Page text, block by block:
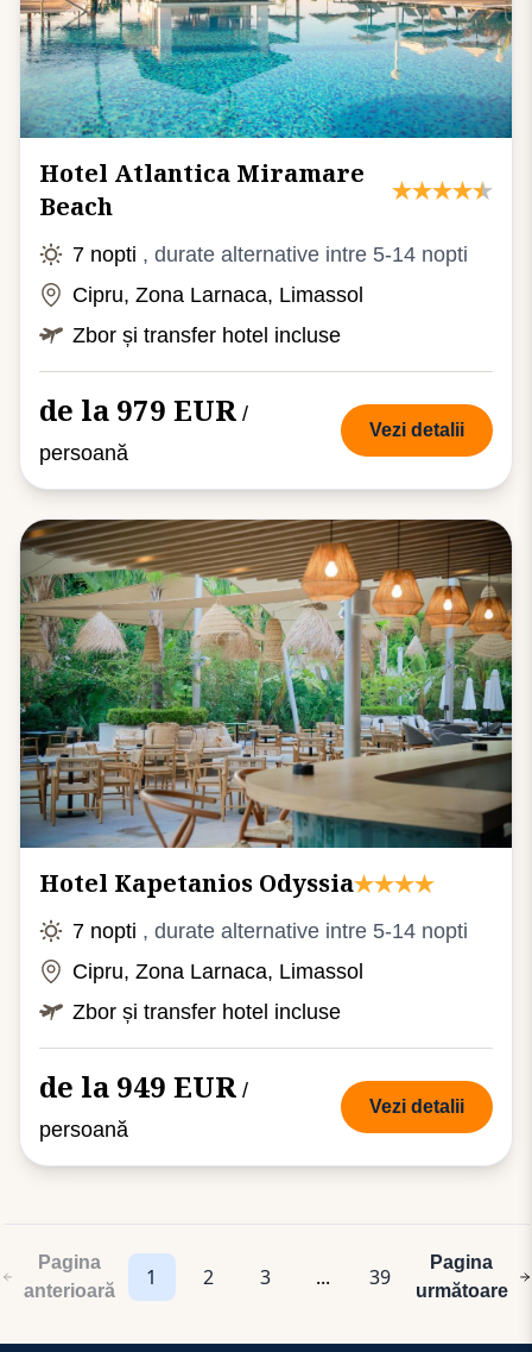
Hotel Atlantica Miramare
Beach
7 nopti , durate alternative intre 5-14 nopti
Cipru, Zona Larnaca, Limassol
Zbor și transfer hotel incluse
de la 979 EUR /
persoană
Vezi detalii
Hotel Kapetanios Odyssia
7 nopti , durate alternative intre 5-14 nopti
Cipru, Zona Larnaca, Limassol
Zbor și transfer hotel incluse
de la 949 EUR /
persoană
Vezi detalii
Pagina
anterioară
1 2 3 ... 39
Pagina
următoare